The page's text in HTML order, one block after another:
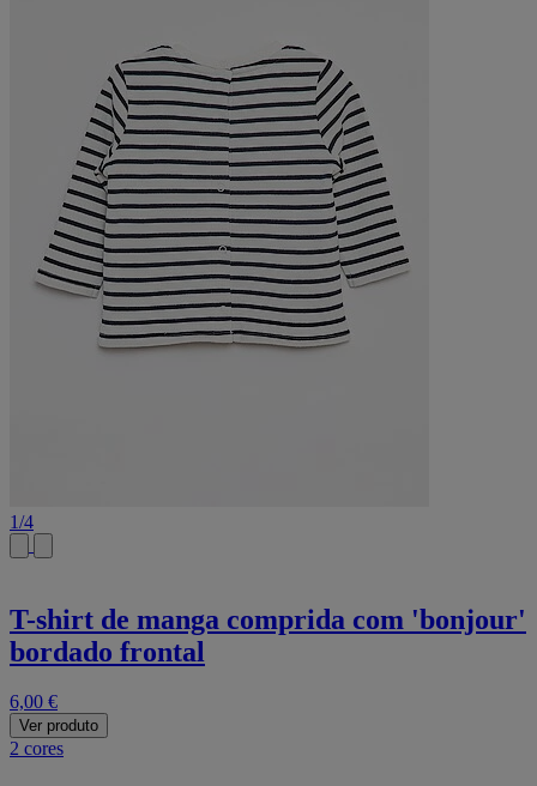
1/4
T-shirt de manga comprida com 'bonjour'
bordado frontal
6,00 €
Ver produto
2 cores